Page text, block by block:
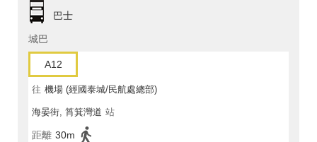
巴士
城巴
A12
往 機場 (經國泰城/民航處總部)
海晏街, 筲箕灣道 站
距離 30m